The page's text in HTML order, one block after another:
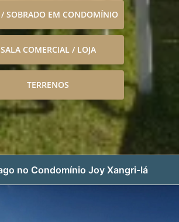
/ SOBRADO EM CONDOMÍNIO
SALA COMERCIAL / LOJA
TERRENOS
no Condomínio Joy Xangri-lá